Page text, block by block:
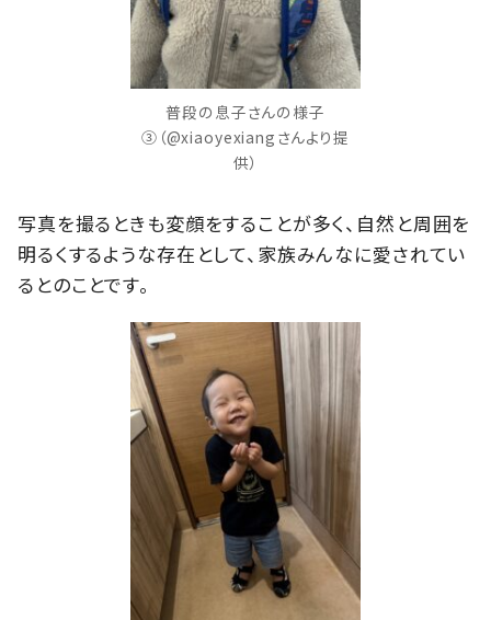
普段の息子さんの様子
③（@xiaoyexiangさんより提
供）
写真を撮るときも変顔をすることが多く、自然と周囲を
明るくするような存在として、家族みんなに愛されてい
るとのことです。